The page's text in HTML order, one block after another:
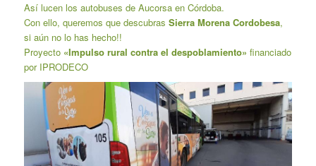
Así lucen los autobuses de Aucorsa en Córdoba.
Con ello, queremos que descubras Sierra Morena Cordobesa,
si aún no lo has hecho!!
Proyecto «Impulso rural contra el despoblamiento» financiado
por IPRODECO